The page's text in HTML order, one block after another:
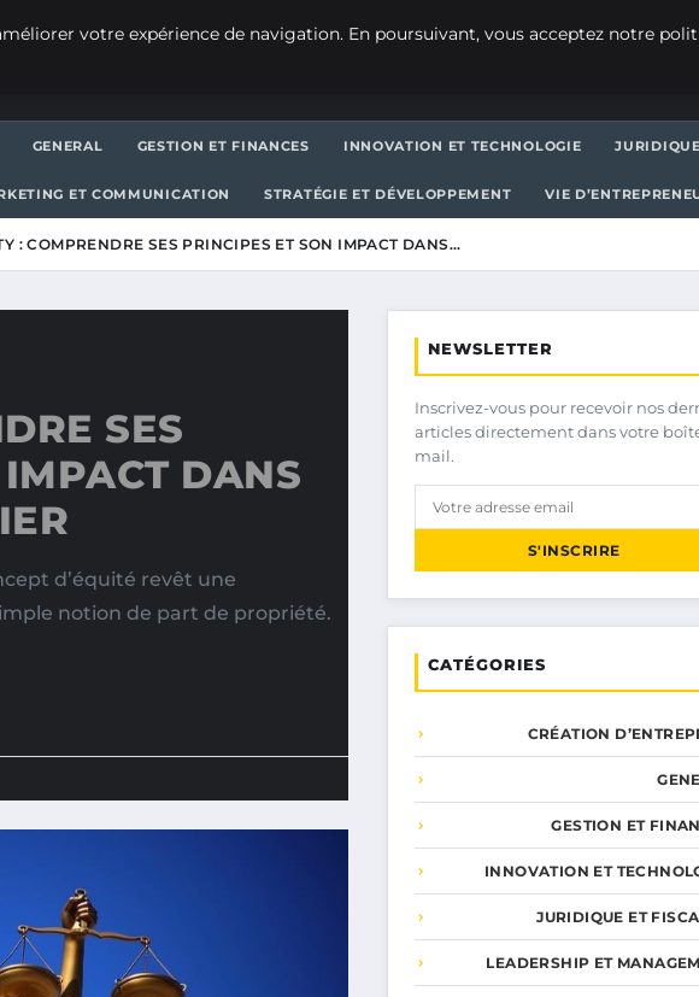
GENERAL GESTION ET FINANCES INNOVATION ET TECHNOLOGIE
ET COMMUNICATION STRATÉGIE ET DÉVELOPPEMENT VIE
: COMPRENDRE SES PRINCIPES ET SON IMPACT DANS…
SES
DANS
d’équité revêt une
notion de part de propriété.
NEWSLETTER
Inscrivez-vous pour recevoir nos
articles directement dans votre
mail.
S'INSCRIRE
CATÉGORIES
CRÉATION
GESTION ET
INNOVATION ET
JURIDIQUE ET
LEADERSHIP ET
votre expérience de navigation. En poursuivant, vous acceptez notre